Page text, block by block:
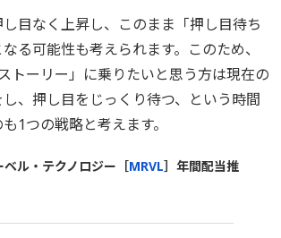
目なく上昇し、このまま「押し目待ち
る可能性も考えられます。このため、
トーリー」に乗りたいと思う方は現在の
、押し目をじっくり待つ、という時間
1つの戦略と考えます。
ベル・テクノロジー［MRVL］年間配当推